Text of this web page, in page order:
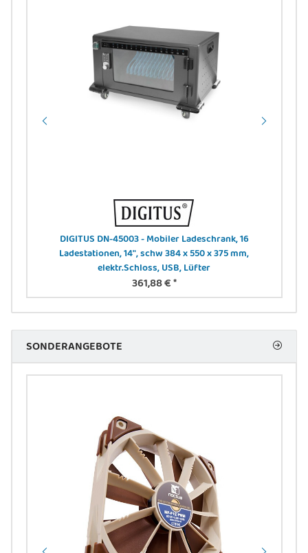
DIGITUS DN-45003 - Mobiler Ladeschrank, 16
Ladestationen, 14", schw 384 x 550 x 375 mm,
elektr.Schloss, USB, Lüfter
361,88 €*
SONDERANGEBOTE